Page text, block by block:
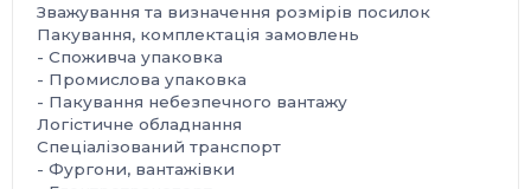
Зважування та визначення розмірів посилок
Пакування, комплектація замовлень
- Cпоживча упаковка
- Промислова упаковка
- Пакування небезпечного вантажу
Логістичне обладнання
Спеціалізований транспорт
- Фургони, вантажівки